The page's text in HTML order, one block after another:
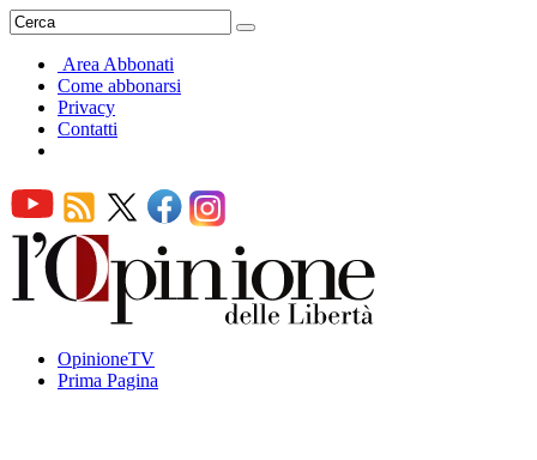
Area Abbonati
Come abbonarsi
Privacy
Contatti
OpinioneTV
Prima Pagina